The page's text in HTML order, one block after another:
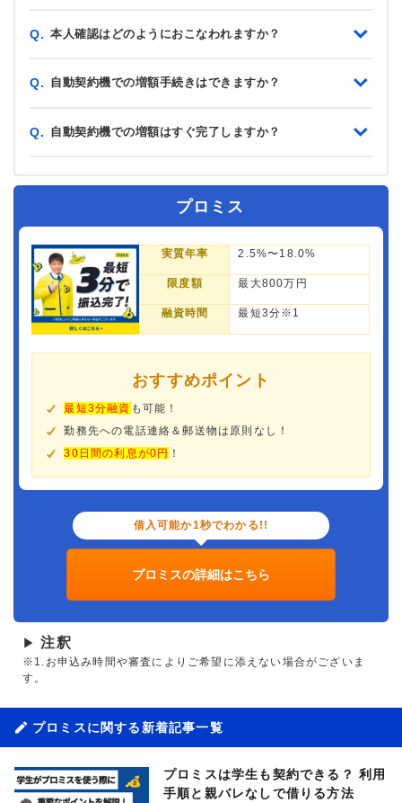
Q. 本人確認はどのようにおこなわれますか？
Q. 自動契約機での増額手続きはできますか？
Q. 自動契約機での増額はすぐ完了しますか？
プロミス
実質年率 2.5%〜18.0%
限度額 最大800万円
融資時間 最短3分※1
おすすめポイント
最短3分融資 も可能！
勤務先への電話連絡＆郵送物は原則なし！
30日間の利息が0円 ！
借入可能か1秒でわかる!!
プロミスの詳細はこちら
▶ 注釈
※1.お申込み時間や審査によりご希望に添えない場合がございま
す。
プロミスに関する新着記事一覧
プロミスは学生も契約できる？ 利用
手順と親バレなしで借りる方法